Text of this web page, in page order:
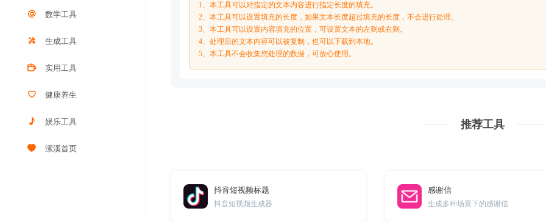
数学工具
生成工具
实用工具
健康养生
娱乐工具
潆溪首页
1、本工具可以对指定的文本内容进行指定长度的填充。
2、本工具可以设置填充的长度，如果文本长度超过填充的长度，不会进行处理。
3、本工具可以设置内容填充的位置，可设置文本的左则或右则。
4、处理后的文本内容可以被复制，也可以下载到本地。
5、本工具不会收集您处理的数据，可放心使用。
推荐工具
抖音短视频标题
抖音短视频生成器
感谢信
生成多种场景下的感谢信